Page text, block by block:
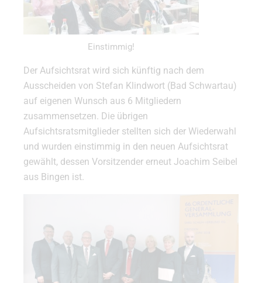
Einstimmig!
Der Aufsichtsrat wird sich künftig nach dem
Ausscheiden von Stefan Klindwort (Bad Schwartau)
auf eigenen Wunsch aus 6 Mitgliedern
zusammensetzen. Die übrigen
Aufsichtsratsmitglieder stellten sich der Wiederwahl
und wurden einstimmig in den neuen Aufsichtsrat
gewählt, dessen Vorsitzender erneut Joachim Seibel
aus Bingen ist.